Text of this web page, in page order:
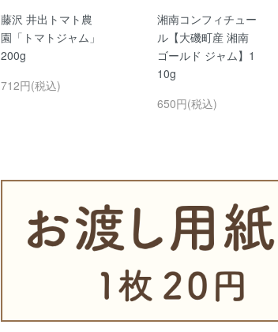
藤沢 井出トマト農
園「トマトジャム」
200g
712円(税込)
湘南コンフィチュー
ル【大磯町産 湘南
ゴールド ジャム】1
10g
650円(税込)